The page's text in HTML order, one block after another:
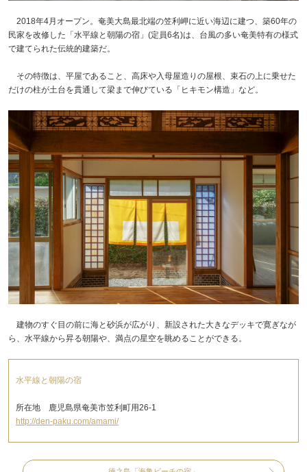
2018年4月オープン。奄美大島最北端の笠利岬に近い海辺に建つ、築60年の
民家を改修した「水平線と朝陽の宿」(定員6名)は、台風の多い奄美特有の様式
で建てられた伝統的建築だ。
その特徴は、平屋であること、高床や入母屋造りの屋根、束石の上に乗せた
だけの柱が土台を貫通して梁まで伸びている「ヒキモン構造」など。
建物のすぐ目の前に海と砂浜が広がり、新設された大きなデッキで寛ぎなが
ら、水平線から昇る朝陽や、満点の星空を眺めることができる。
水平線と朝陽の宿
所在地 鹿児島県奄美市笠利町用26-1
http://den-paku.com/amami/